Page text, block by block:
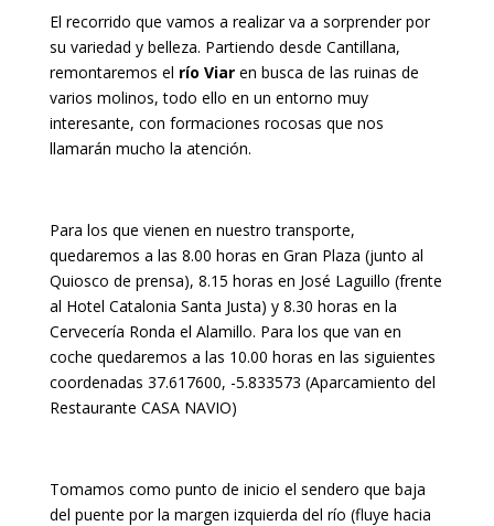
El recorrido que vamos a realizar va a sorprender por
su variedad y belleza. Partiendo desde Cantillana,
remontaremos el río Viaren busca de las ruinas de
varios molinos, todo ello en un entorno muy
interesante, con formaciones rocosas que nos
llamarán mucho la atención.
Para los que vienen en nuestro transporte,
quedaremos a las 8.00 horas en Gran Plaza (junto al
Quiosco de prensa), 8.15 horas en José Laguillo (frente
al Hotel Catalonia Santa Justa) y 8.30 horas en la
Cervecería Ronda el Alamillo. Para los que van en
coche quedaremos a las 10.00 horas en las siguientes
coordenadas 37.617600, -5.833573 (Aparcamiento del
Restaurante CASA NAVIO)
Tomamos como punto de inicio el sendero que baja
del puente por la margen izquierda del río (fluye hacia